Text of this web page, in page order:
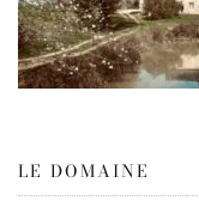
LE DOMAINE